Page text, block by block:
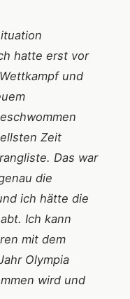
hatte erst vor
und
Zeit
Das war
die
ich hätte die
Ich kann
mit dem
Olympia
wird und